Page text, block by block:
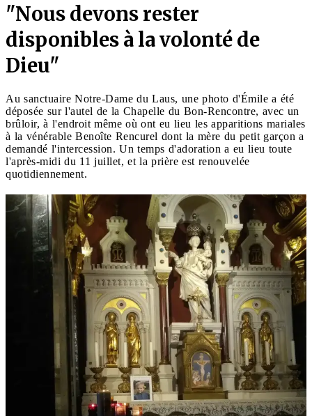
"Nous devons rester
disponibles à la volonté de
Dieu"
Au sanctuaire Notre-Dame du Laus, une photo d'Émile a été
déposée sur l'autel de la Chapelle du Bon-Rencontre, avec un
brûloir, à l'endroit même où ont eu lieu les apparitions mariales
à la vénérable Benoîte Rencurel dont la mère du petit garçon a
demandé l'intercession. Un temps d'adoration a eu lieu toute
l'après-midi du 11 juillet, et la prière est renouvelée
quotidiennement.